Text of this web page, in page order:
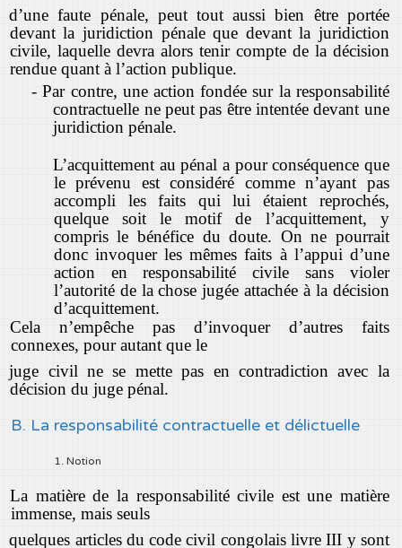
d’une faute pénale, peut tout aussi bien être portée
devant la juridiction pénale que devant la juridiction
civile, laquelle devra alors tenir compte de la décision
rendue quant à l’action publique.
- Par contre, une action fondée sur la responsabilité
contractuelle ne peut pas être intentée devant une
juridiction pénale.
L’acquittement au pénal a pour conséquence que
le prévenu est considéré comme n’ayant pas
accompli les faits qui lui étaient reprochés,
quelque soit le motif de l’acquittement, y
compris le bénéfice du doute. On ne pourrait
donc invoquer les mêmes faits à l’appui d’une
action en responsabilité civile sans violer
l’autorité de la chose jugée attachée à la décision
d’acquittement.
Cela n’empêche pas d’invoquer d’autres faits
connexes, pour autant que le
juge civil ne se mette pas en contradiction avec la
décision du juge pénal.
B. La responsabilité contractuelle et délictuelle
1. Notion
La matière de la responsabilité civile est une matière
immense, mais seuls
quelques articles du code civil congolais livre III y sont